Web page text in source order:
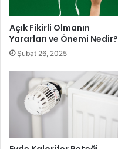
Açık Fikirli Olmanın
Yararları ve Önemi Nedir?
Şubat 26, 2025